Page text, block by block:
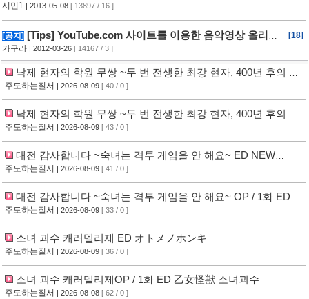
시민1 | 2013-05-08 [ 13897 / 16 ]
[공지] [Tips] YouTube.com 사이트를 이용한 음악영상 올리는
방법!!
[18]
카구라 | 2012-03-26 [ 14167 / 3 ]
낙제 현자의 학원 무쌍 ~두 번 전생한 최강 현자, 400년 후의 세
계를 마법으로 무쌍~ ED 憧憬
주도하는질서 | 2026-08-09 [ 40 / 0 ]
낙제 현자의 학원 무쌍 ~두 번 전생한 최강 현자, 400년 후의 세
계를 마법으로 무쌍~ OP ＋ENCOUNT
주도하는질서 | 2026-08-09 [ 43 / 0 ]
대전 감사합니다 ~숙녀는 격투 게임을 안 해요~ ED NEW
GAME
주도하는질서 | 2026-08-09 [ 41 / 0 ]
대전 감사합니다 ~숙녀는 격투 게임을 안 해요~ OP / 1화 ED
命短し対する乙女よ
주도하는질서 | 2026-08-09 [ 33 / 0 ]
소녀 괴수 캐러멜리제 ED オトメノホンキ
주도하는질서 | 2026-08-09 [ 36 / 0 ]
소녀 괴수 캐러멜리제OP / 1화 ED 乙女怪獣 소녀괴수
주도하는질서 | 2026-08-08 [ 62 / 0 ]